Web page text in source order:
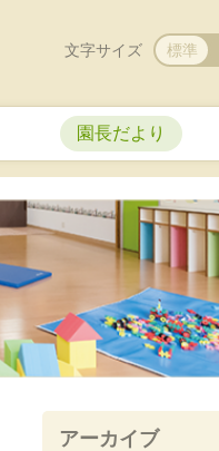
園長だより
文字サイズ 標準
アーカイブ